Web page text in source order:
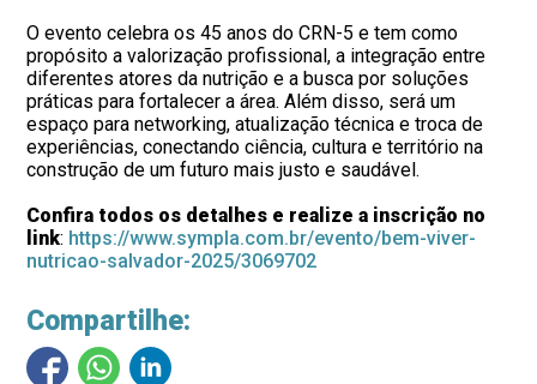
O evento celebra os 45 anos do CRN-5 e tem como
propósito a valorização profissional, a integração entre
diferentes atores da nutrição e a busca por soluções
práticas para fortalecer a área. Além disso, será um
espaço para networking, atualização técnica e troca de
experiências, conectando ciência, cultura e território na
construção de um futuro mais justo e saudável.
Confira todos os detalhes e realize a inscrição no
link: https://www.sympla.com.br/evento/bem-viver-
nutricao-salvador-2025/3069702
Compartilhe: